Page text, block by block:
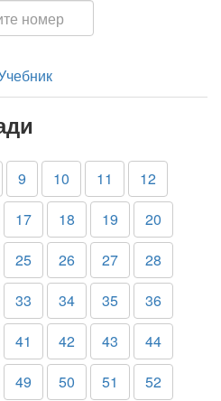
9 10 11
12
17 18 19
20
25 26 27
28
33 34 35
36
41 42 43
44
49 50 51
52